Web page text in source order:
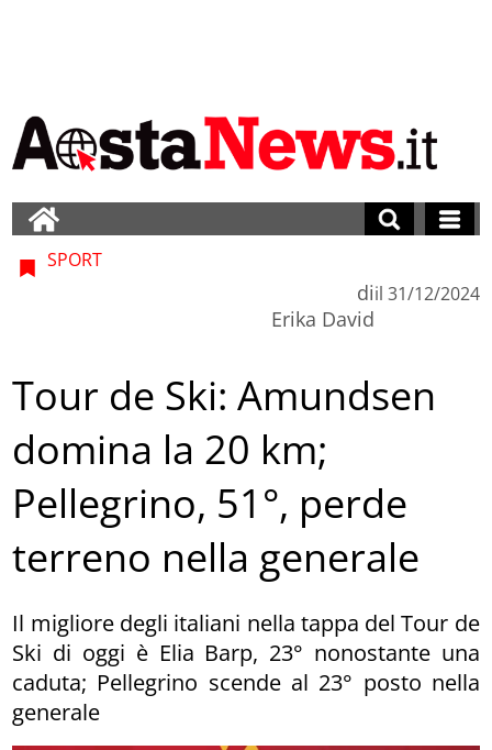
SPORT
di
Erika David
il 31/12/2024
Tour de Ski: Amundsen
domina la 20 km;
Pellegrino, 51°, perde
terreno nella generale
Il migliore degli italiani nella tappa del Tour de
Ski di oggi è Elia Barp, 23° nonostante una
caduta; Pellegrino scende al 23° posto nella
generale